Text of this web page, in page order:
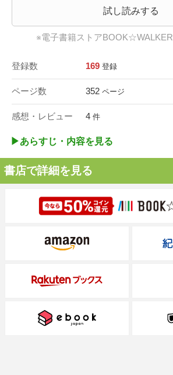
試し読みする
※電子書籍ストア
登録数 169 登録
ページ数 352 ページ
感想・レビュー 4 件
▶︎あらすじ・内容を見る
書店で詳細を見る